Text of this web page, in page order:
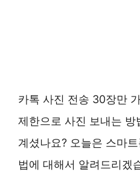
카톡 사진 전송 30장만
제한으로 사진 보내는 방
계셨나요? 오늘은 스마
법에 대해서 알려드리겠